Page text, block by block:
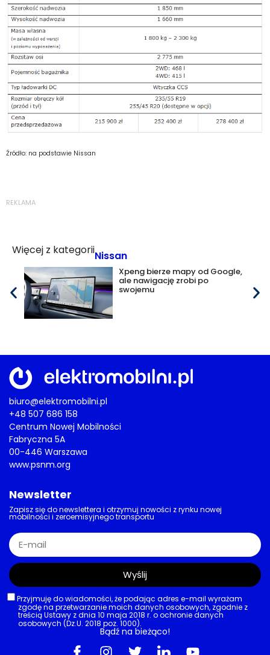
Źródło: na podstawie Nissan
REKLAMA
Więcej z kategoriiNissan
Xpeng bierze mapy od Google,
ale nawigację zrobi po
swojemu
biuro@elektromobilni.pl
+48 507 686 158
Centrum Nowej Mobilności
Fabryczna 5A
00-446 Warszawa
www.psnm.org
Newsletter
Zapisz się do newslettera i otrzymuj nowości z rynku nowej
mobilności i zeroemisyjnego transportu
Przyjmuję do wiadomości, że podając adres e-mail wyrażam
zgodę na przetwarzanie moich danych osobowych, zgodnie z
treścią Ustawy z dnia 10 maja 2018 r. o ochronie danych
osobowych (Dz.U. 2018 poz. 1000).
Wyślij
Bądź na bieżąco!